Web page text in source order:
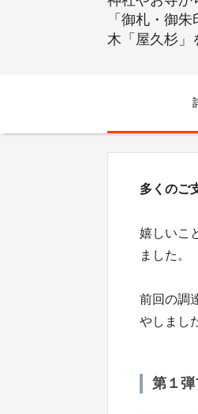
「御札・御
木「屋久杉」
多くのご
嬉しいこ
ました。
前回の調
やしまし
第１弾